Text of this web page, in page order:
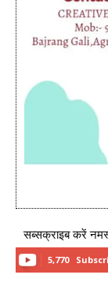
सब्सक्राइब करें
5,770